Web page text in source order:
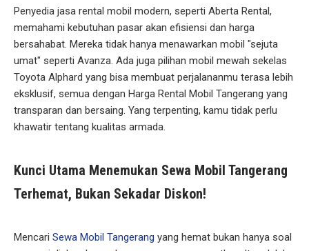
Penyedia jasa rental mobil modern, seperti Aberta Rental,
memahami kebutuhan pasar akan efisiensi dan harga
bersahabat. Mereka tidak hanya menawarkan mobil "sejuta
umat" seperti Avanza. Ada juga pilihan mobil mewah sekelas
Toyota Alphard yang bisa membuat perjalananmu terasa lebih
eksklusif, semua dengan Harga Rental Mobil Tangerang yang
transparan dan bersaing. Yang terpenting, kamu tidak perlu
khawatir tentang kualitas armada.
Kunci Utama Menemukan Sewa Mobil Tangerang
Terhemat, Bukan Sekadar Diskon!
MencariSewa Mobil Tangerang yang hemat bukan hanya soal